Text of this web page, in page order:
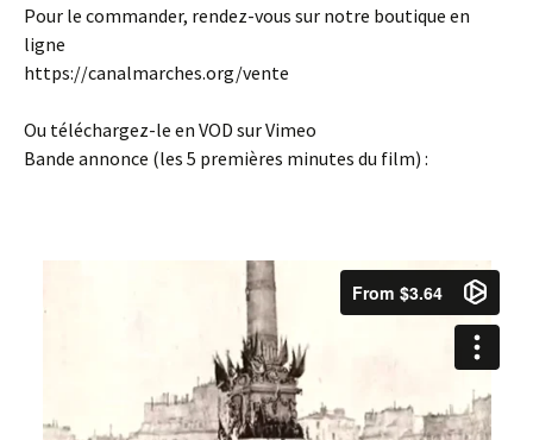
Pour le commander, rendez-vous sur notre boutique en
ligne
https://canalmarches.org/vente
Ou téléchargez-le en VOD sur Vimeo
Bande annonce (les 5 premières minutes du film) :